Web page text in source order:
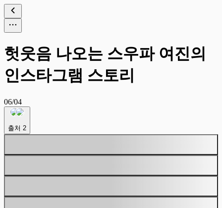
헛웃음 나오는 스우파 여진의
인스타그램 스토리
06/04
출처 2